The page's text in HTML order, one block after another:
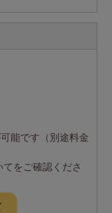
能です（別途料金
をご確認くださ